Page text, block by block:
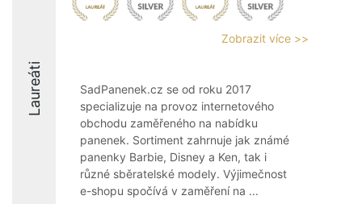
Laureáti
Zobrazit více >>
SadPanenek.cz se od roku 2017
specializuje na provoz internetového
obchodu zaměřeného na nabídku
panenek. Sortiment zahrnuje jak známé
panenky Barbie, Disney a Ken, tak i
různé sběratelské modely. Výjimečnost
e-shopu spočívá v zaměření na ...